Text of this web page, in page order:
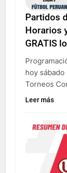
Partidos
Horarios
GRATIS
hoy
Torneos
Leer más